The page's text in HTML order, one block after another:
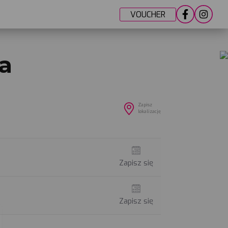
VOUCHER
Zapisz
lokalizację
Zapisz się
Zapisz się